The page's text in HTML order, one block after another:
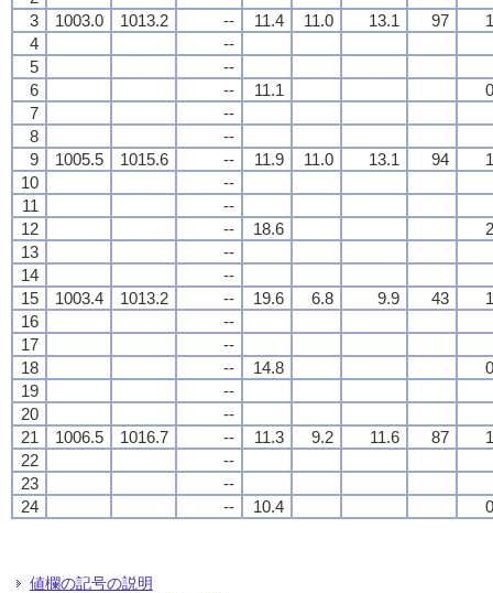
3
1003.0 1013.2 -- 11.4 11.0 13.1 97
4
--
5
--
6
-- 11.1
7
--
8
--
9
1005.5 1015.6 -- 11.9 11.0 13.1 94
10
--
11
--
12
-- 18.6
13
--
14
--
15
1003.4 1013.2 -- 19.6 6.8 9.9 43
16
--
17
--
18
-- 14.8
19
--
20
--
21
1006.5 1016.7 -- 11.3 9.2 11.6 87
22
--
23
--
24
-- 10.4
値欄の記号の説明